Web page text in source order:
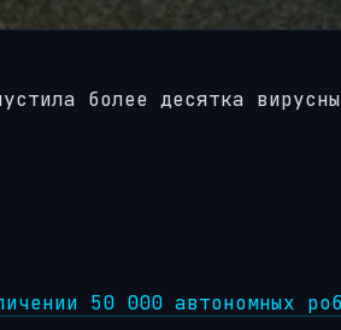
более десятка
50 000 автономных